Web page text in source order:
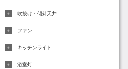
吹抜け・傾斜天井
ファン
キッチンライト
浴室灯